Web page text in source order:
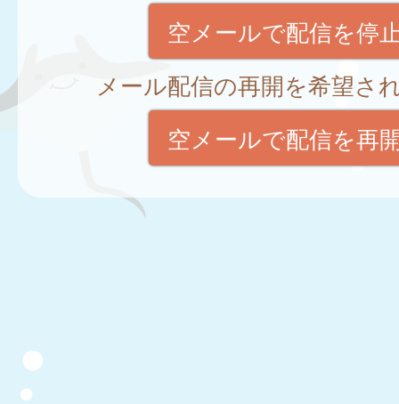
空メールで配信を停
メール配信の再開を希望さ
空メールで配信を再